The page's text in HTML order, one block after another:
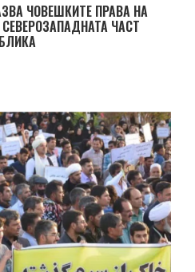
ЧОВЕШКИТЕ ПРАВА НА
ЧАСТ